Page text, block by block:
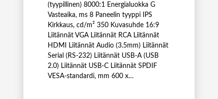
(tyypillinen) 8000:1 Energialuokka G
Vasteaika, ms 8 Paneelin tyyppi IPS
Kirkkaus, cd/m² 350 Kuvasuhde 16:9
Liitännät VGA Liitännät RCA Liitännät
HDMI Liitännät Audio (3.5mm) Liitännät
Serial (RS-232) Liitännät USB-A (USB
2.0) Liitännät USB-C Liitännät SPDIF
VESA-standardi, mm 600 x…